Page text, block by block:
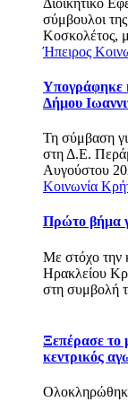
σύμβουλοι
Κοσκολέτος,
Ήπειρος
Υπογράφηκε
Δήμου
Τη σύμβαση
στη Δ.Ε.
Αυγούστου
Κοινωνία
Πρώτο βήμα
Με στόχο την
Ηρακλείου
στη συμβολή
Ξεπέρασε το
κεντρικός